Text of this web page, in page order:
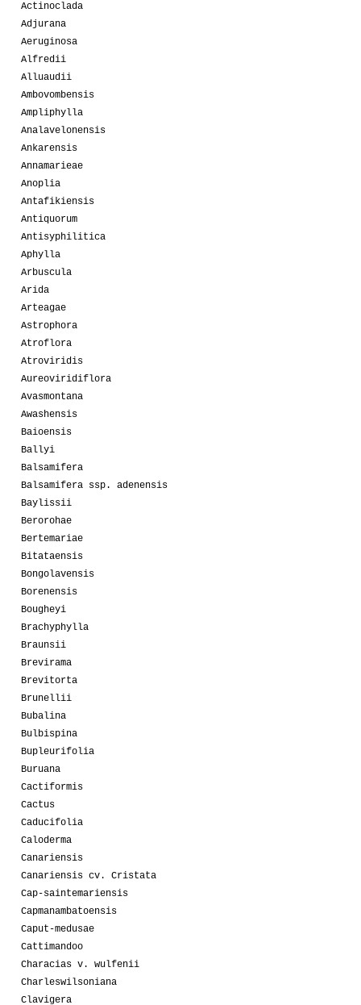
Actinoclada
Adjurana
Aeruginosa
Alfredii
Alluaudii
Ambovombensis
Ampliphylla
Analavelonensis
Ankarensis
Annamarieae
Anoplia
Antafikiensis
Antiquorum
Antisyphilitica
Aphylla
Arbuscula
Arida
Arteagae
Astrophora
Atroflora
Atroviridis
Aureoviridiflora
Avasmontana
Awashensis
Baioensis
Ballyi
Balsamifera
Balsamifera ssp. adenensis
Baylissii
Berorohae
Bertemariae
Bitataensis
Bongolavensis
Borenensis
Bougheyi
Brachyphylla
Braunsii
Brevirama
Brevitorta
Brunellii
Bubalina
Bulbispina
Bupleurifolia
Buruana
Cactiformis
Cactus
Caducifolia
Caloderma
Canariensis
Canariensis cv. Cristata
Cap-saintemariensis
Capmanambatoensis
Caput-medusae
Cattimandoo
Characias v. wulfenii
Charleswilsoniana
Clavigera